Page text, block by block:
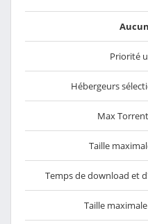
Priorité
Hébergeurs
Max
Taille
Temps de download et
Taille